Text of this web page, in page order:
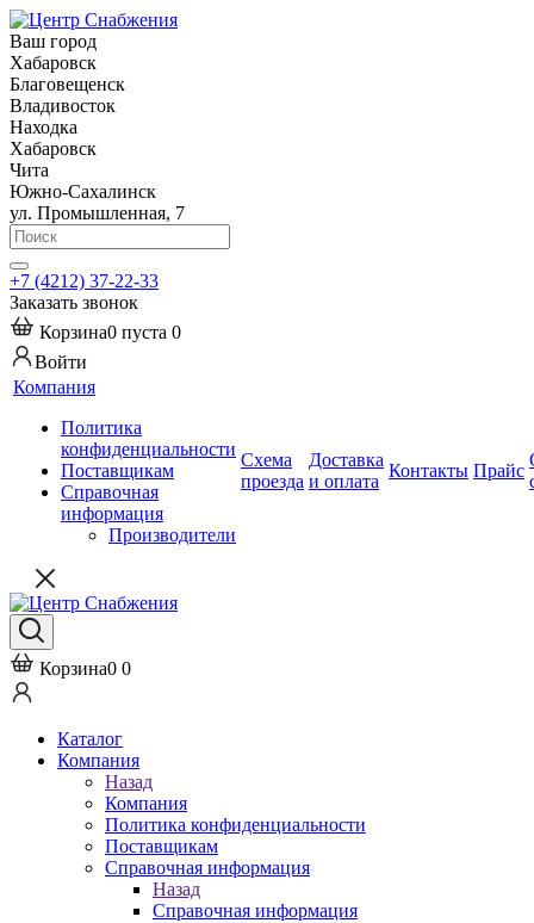
Ваш город
Хабаровск
Благовещенск
Владивосток
Находка
Хабаровск
Чита
Южно-Сахалинск
ул. Промышленная, 7
+7 (4212) 37-22-33
Заказать звонок
Корзина0 пуста 0
Войти
Компания
Политика
конфиденциальности
Поставщикам
Справочная
информация
Производители
Схема
проезда
Доставка
и оплата
Контакты Прайс
Корзина0 0
Каталог
Компания
Назад
Компания
Политика конфиденциальности
Поставщикам
Справочная информация
Назад
Справочная информация